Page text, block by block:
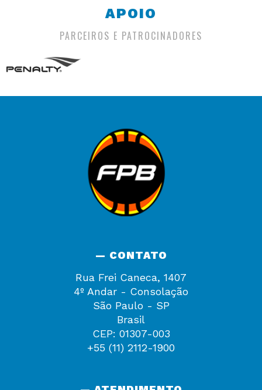
APOIO
PARCEIROS E PATROCINADORES
— CONTATO
Rua Frei Caneca, 1407
4º Andar - Consolação
São Paulo - SP
Brasil
CEP: 01307-003
+55 (11) 2112-1900